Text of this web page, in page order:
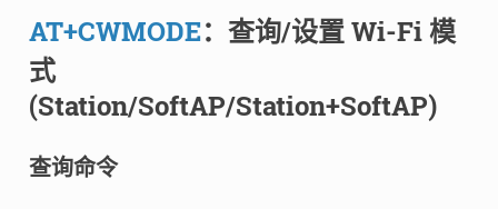
AT+CWMODE：查询/设置 Wi-Fi 模
式
(Station/SoftAP/Station+SoftAP)
查询命令